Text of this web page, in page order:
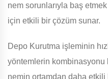
nem sorunlarıyla baş
için etkili bir çözüm sunar.
Depo Kurutma işleminin
yöntemlerin kombinasyonu
nemin ortamdan daha etkili